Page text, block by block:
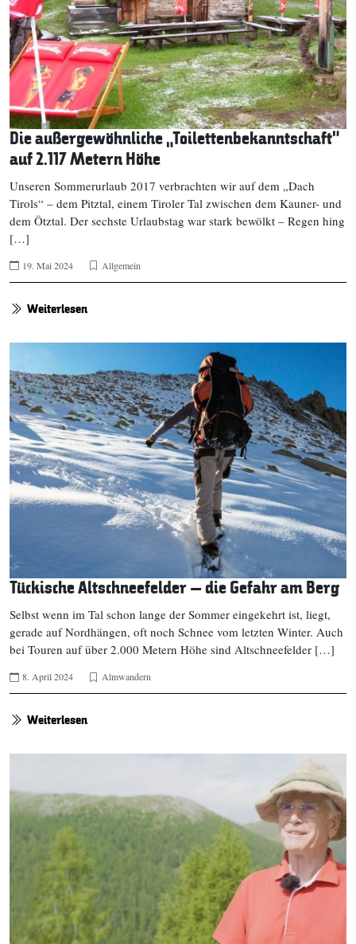
Die außergewöhnliche „Toilettenbekanntschaft“
auf 2.117 Metern Höhe
Unseren Sommerurlaub 2017 verbrachten wir auf dem „Dach
Tirols“ – dem Pitztal, einem Tiroler Tal zwischen dem Kauner- und
dem Ötztal. Der sechste Urlaubstag war stark bewölkt – Regen hing
[…]
19. Mai 2024 Allgemein
Weiterlesen
Tückische Altschneefelder – die Gefahr am Berg
Selbst wenn im Tal schon lange der Sommer eingekehrt ist, liegt,
gerade auf Nordhängen, oft noch Schnee vom letzten Winter. Auch
bei Touren auf über 2.000 Metern Höhe sind Altschneefelder […]
8. April 2024 Almwandern
Weiterlesen